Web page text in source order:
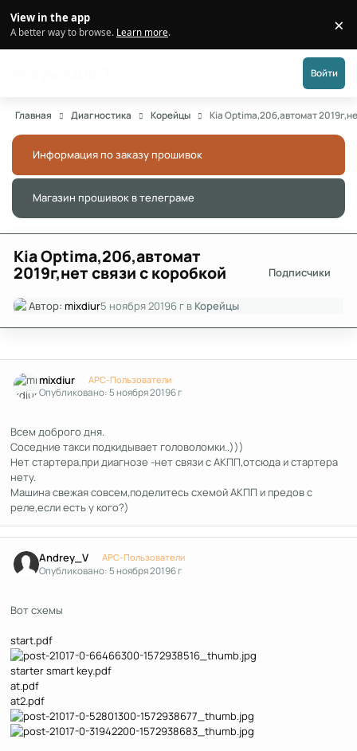
View in the app
A better way to browse. Learn more. ×
Войти
Главная Диагностика Корейцы Kia Optima,20б,автомат
Информация по заказу прошивок
Магазин прошивок в телеграме
Kia Optima,20б,автомат
2019г,нет связи с коробкой Подписчики
Автор: mixdiur5 ноября 20196 г в Корейцы
mixdiur APC-Пользователи
Опубликовано:5 ноября 20196 г
Всем доброго дня.
Соседние такси подкидывает головоломки..)))
Нет стартера,при диагнозе -нет связи с АКПП,отсюда и стартера
нету.
Машина свежая совсем,поделитесь схемой АКПП и предов с
реле,если есть у кого?)
Andrey_V APC-Пользователи
Опубликовано:5 ноября 20196 г
Вот схемы
start.pdf
starter smart key.pdf
at.pdf
at2.pdf